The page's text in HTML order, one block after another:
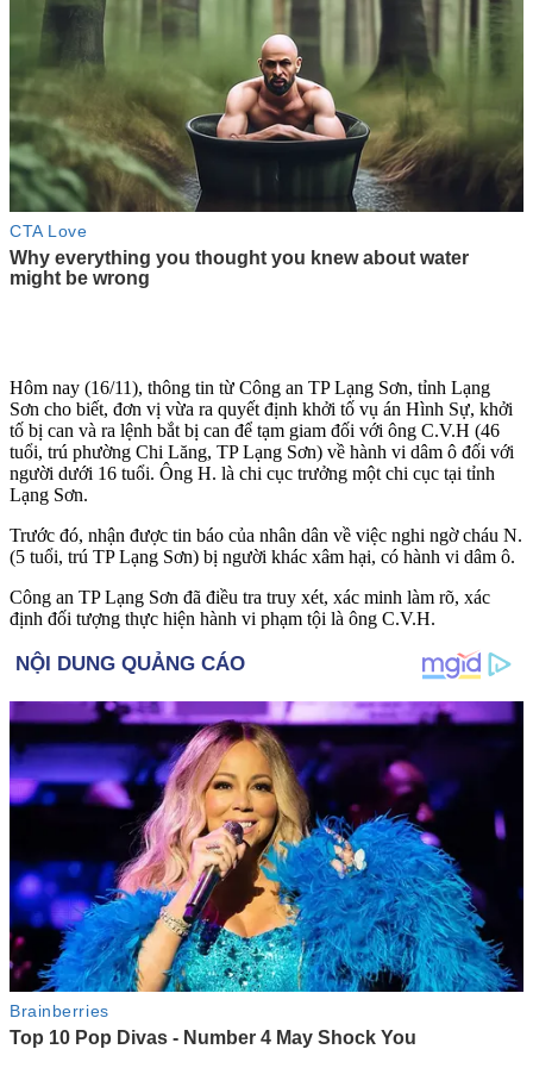
Hôm nay (16/11), thông tin từ Công an TP Lạng Sơn, tỉnh Lạng
Sơn cho biết, đơn vị vừa ra quyết định khởi tố vụ án Hình Sự, khởi
tố bị can và ra lệnh bắt bị can để tạm giam đối với ông C.V.H (46
tuổi, trú phường Chi Lăng, TP Lạng Sơn) về hành vi dâ‌m ô đối với
người dưới 16 tuổi. Ông H. là chi cục trưởng một chi cục tại tỉnh
Lạng Sơn.
Trước đó, nhận được tin báo của nhân dân về việc nghi ngờ cháu N.
(5 tuổi, trú TP Lạng Sơn) bị người khác xâ‌ּm hạ‌ּi, có hành vi dâ‌m ô.
Công an TP Lạng Sơn đã điều tra truy xét, xác minh làm rõ, xác
định đối tượng thực hiện hành vi phạm tội là ông C.V.H.